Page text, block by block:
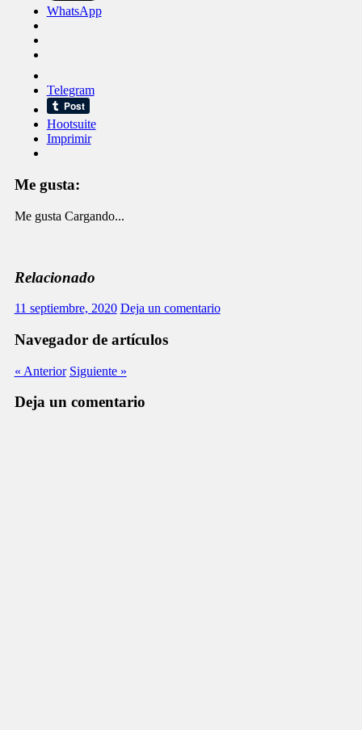
WhatsApp
Telegram
Hootsuite
Imprimir
Me gusta:
Me gusta Cargando...
Relacionado
11 septiembre, 2020 Deja un comentario
Navegador de artículos
« Anterior Siguiente »
Deja un comentario